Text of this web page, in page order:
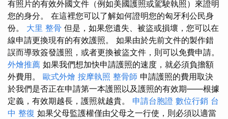
有照片的有效外國文件（例如美國護照或駕駛執照）來證明
您的身分。 在這裡您可以了解如何證明您的匈牙利公民身
份。 大里 整骨 但是，如果您遺失、被盜或損壞，您可以在
線申請更換現有的有效護照。 如果由於先前文件的製作錯
誤而導致簽發護照，或者更換被盜文件，則可以免費申請。
外燴推薦 如果我們想加快申請護照的速度，就必須負擔額
外費用。 歐式外燴 按摩執照 整骨師 申請護照的費用取決
於我們是否正在申請第一本護照以及護照的有效期——根據
定義，有效期越長，護照就越貴。 申請台胞證 數位行銷 台
中 整復 如果父母監護權僅由父母之一行使，則必須以適當